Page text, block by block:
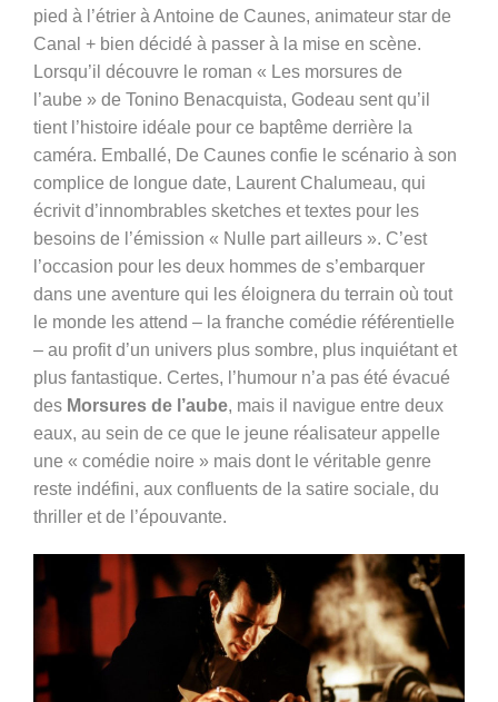
pied à l’étrier à Antoine de Caunes, animateur star de
Canal + bien décidé à passer à la mise en scène.
Lorsqu’il découvre le roman « Les morsures de
l’aube » de Tonino Benacquista, Godeau sent qu’il
tient l’histoire idéale pour ce baptême derrière la
caméra. Emballé, De Caunes confie le scénario à son
complice de longue date, Laurent Chalumeau, qui
écrivit d’innombrables sketches et textes pour les
besoins de l’émission « Nulle part ailleurs ». C’est
l’occasion pour les deux hommes de s’embarquer
dans une aventure qui les éloignera du terrain où tout
le monde les attend – la franche comédie référentielle
– au profit d’un univers plus sombre, plus inquiétant et
plus fantastique. Certes, l’humour n’a pas été évacué
des Morsures de l’aube, mais il navigue entre deux
eaux, au sein de ce que le jeune réalisateur appelle
une « comédie noire » mais dont le véritable genre
reste indéfini, aux confluents de la satire sociale, du
thriller et de l’épouvante.